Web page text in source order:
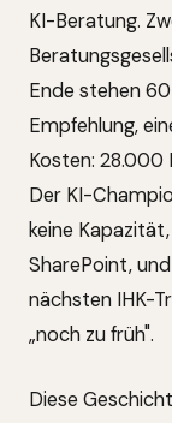
KI-Beratung.
Ende stehen
Empfehlung,
Kosten: 28.000
Der KI-
keine
SharePoint,
nächsten IHK-
„noch zu früh".
Diese